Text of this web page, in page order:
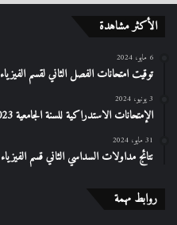
الأكثر مشاهدة
6 مايو، 2024
توقيت امتحانات الفصل الثاني لقسم الفيزياء 2023-2024
3 يونيو، 2024
الإمتحانات الاستدراكیة للسنة الجامعیة 2023 / 2024 – شعبة الكیمیـــــاء
31 مايو، 2024
نتائج مداولات السداسي الثاني قسم الفيزياء 2023-2024
روابط مهمة